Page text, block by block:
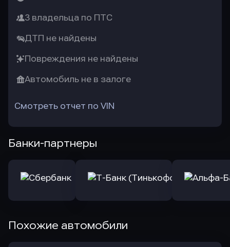
3 владельца по ПТС
ДТП не найдены
Повреждения не найдены
Автомобиль не в залоге
Смотреть отчет по VIN
Банки-партнеры
Похожие автомобили